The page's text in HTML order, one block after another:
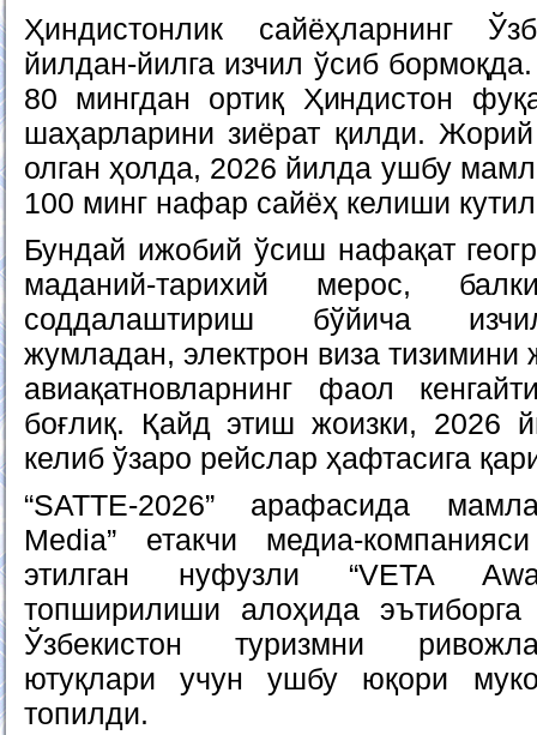
Ҳиндистонлик сайёҳларнинг
йилдан-йилга изчил ўсиб
80 мингдан ортиқ Ҳиндистон
шаҳарларини зиёрат қилди.
олган ҳолда, 2026 йилда ушбу
100 минг нафар сайёҳ келиши
Бундай ижобий ўсиш нафақат
маданий-тарихий мерос,
соддалаштириш бўйича
жумладан, электрон виза
авиақатновларнинг фаол
боғлиқ. Қайд этиш жоизки, 2026
келиб ўзаро рейслар ҳафтасига
“SATTE-2026” арафасида
Media” етакчи медиа-
этилган нуфузли “VETA
топширилиши алоҳида
Ўзбекистон туризмни
ютуқлари учун ушбу юқори
топилди.